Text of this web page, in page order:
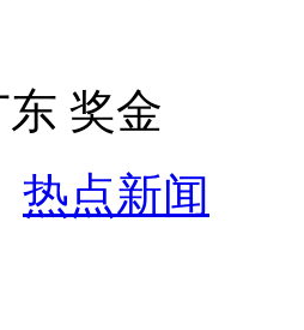
随和敬业奉献
保障学生安全
奖金
热点新闻